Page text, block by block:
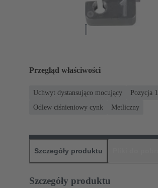
Przegląd właściwości
Uchwyt dystansująco mocujący
Pozycja 1
Odlew ciśnieniowy cynk
Metliczny
Szczegóły produktu
Szczegóły produktu